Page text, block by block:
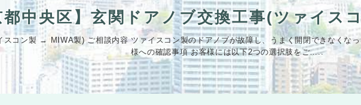
都中央区】玄関ドアノブ交換工事(ツァイ
スコン製 → MIWA製) ご相談内容 ツァイスコン製のドアノブが故障し、うまく開閉できなくな
様への確認事項 お客様には以下2つの選択肢をご…..